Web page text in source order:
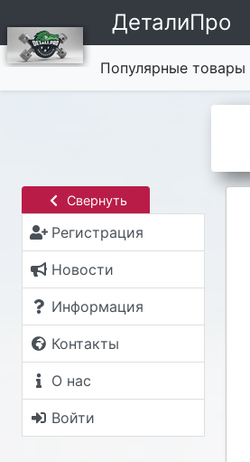
ДеталиПро
Популярные товары
Свернуть
Регистрация
Новости
Информация
Контакты
О нас
Войти